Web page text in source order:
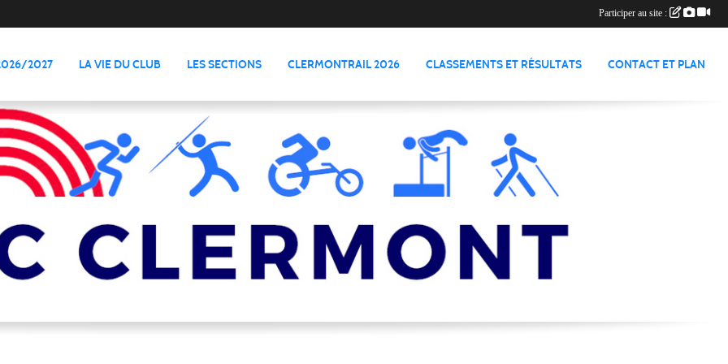
2027 LA VIE DU CLUB LES SECTIONS CLERMONTRAIL 2026 CLASSEMENTS ET RÉSULTATS CONTACT ET PLAN
Participer au site :